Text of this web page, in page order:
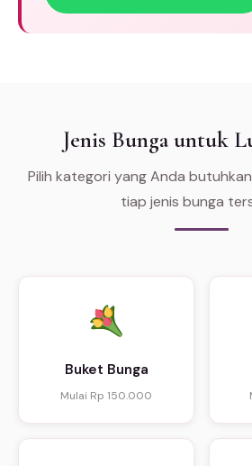
Jenis Bunga untuk
Pilih kategori yang Anda
tiap jenis bunga
Buket Bunga
Mulai Rp 150.000